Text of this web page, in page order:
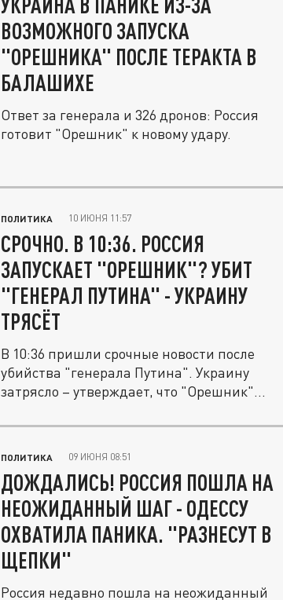
ВОЗМОЖНОГО ЗАПУСКА
"ОРЕШНИКА" ПОСЛЕ ТЕРАКТА В
БАЛАШИХЕ
Ответ за генерала и 326 дронов: Россия
готовит "Орешник" к новому удару.
ПОЛИТИКА 10 ИЮНЯ 11:57
СРОЧНО. В 10:36. РОССИЯ
ЗАПУСКАЕТ "ОРЕШНИК"? УБИТ
"ГЕНЕРАЛ ПУТИНА" - УКРАИНУ
ТРЯСЁТ
В 10:36 пришли срочные новости после
убийства "генерала Путина". Украину
затрясло – утверждает, что "Орешник"...
ПОЛИТИКА 09 ИЮНЯ 08:51
ДОЖДАЛИСЬ! РОССИЯ ПОШЛА НА
НЕОЖИДАННЫЙ ШАГ - ОДЕССУ
ОХВАТИЛА ПАНИКА. "РАЗНЕСУТ В
ЩЕПКИ"
Россия недавно пошла на неожиданный